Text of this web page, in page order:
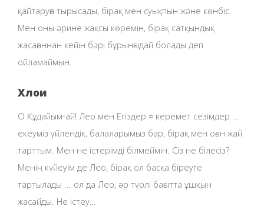
қайтаруға тырысады, бірақ мен суықпын және көнбіс.
Мен оны әрине жақсы көремін, бірақ сатқындық
жасағаннан кейін бәрі бұрынғыдай болады деп
ойламаймын.
Хлои
О Құдайым-ай! Лео мен Егіздер = керемет сезімдер ...
екеуміз үйлендік, балаларымыз бар, бірақ мен оған жай
тарттым. Мен не істерімді білмеймін. Сіз не білесіз?
Менің күйеуім де Лео, бірақ ол басқа біреуге
тартылады ... ол да Лео, әр түрлі бағытта ұшқын
жасайды. Не істеу…